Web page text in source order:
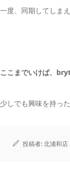
一度、同期してしま
ここまでいけば、
少しでも興味を持っ
投稿者:北浦和